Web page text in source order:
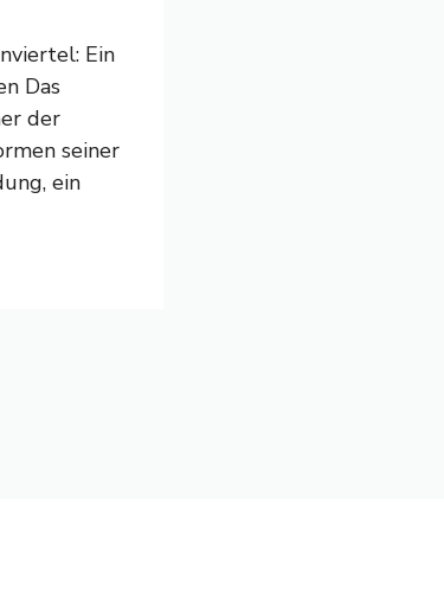
Ein
Das
der
seiner
ein